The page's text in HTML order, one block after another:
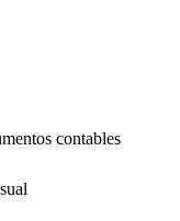
contables